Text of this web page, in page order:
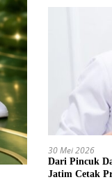
30 Mei 2026
Dari Pincuk
Jatim Cetak